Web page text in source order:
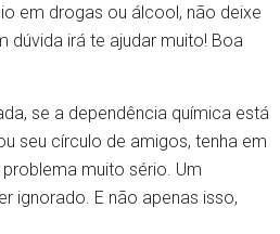
em drogas ou álcool, não deixe
dúvida irá te ajudar muito! Boa
se a dependência química está
seu círculo de amigos, tenha em
muito sério. Um
ignorado. E não apenas isso,